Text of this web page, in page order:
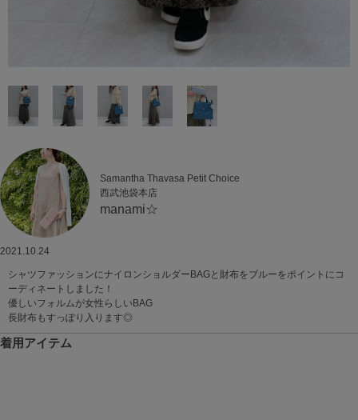
Samantha Thavasa Petit Choice
西武池袋本店
manami☆
2021.10.24
シャツファッションにナイロンショルダーBAGと財布をブルーをポイントにコ
ーディネートしました！
優しいフォルムが女性らしいBAG
長財布もすっぽり入ります◎
着用アイテム